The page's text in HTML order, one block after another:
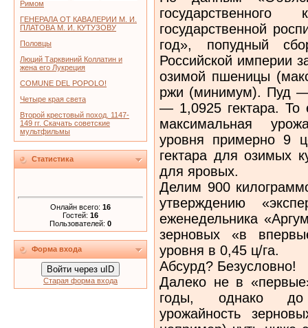
Римом
ГЕНЕРАЛА ОТ КАВАЛЕРИИ М. И.
ПЛАТОВА М. И. КУТУЗОВУ
Половцы
Люций Тарквиний Коллатин и
жена его Лукреция
COMUNE DEL POPOLO!
Четыре края света
Второй крестовый поход. 1147-
149 гг. Скачать советские
мультфильмы
Статистика
Онлайн всего: 16
Гостей: 16
Пользователей: 0
Форма входа
Войти через uID
Старая форма входа
государственной
год», попудный
Российской империи
озимой пшеницы
ржи (минимум). Пуд —
— 1,0925 гектара. То
максимальная
уровня примерно 9
гектара для озимых
для яровых.
Делим 900
утверждению
еженедельника
зерновых «в
уровня в 0,45 ц/га.
Абсурд? Безусловно!
Далеко не в
годы, однако до
урожайность